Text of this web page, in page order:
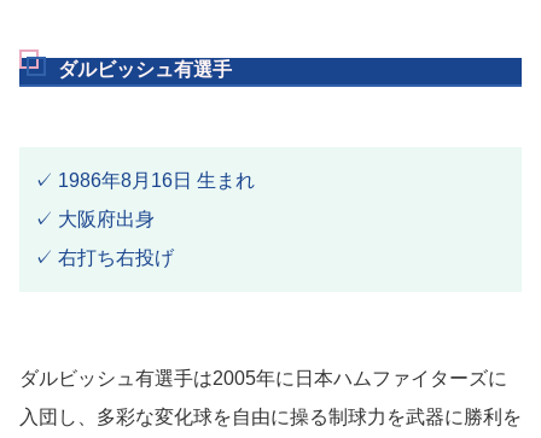
ダルビッシュ有選手
✓ 1986年8月16日 生まれ
✓ 大阪府出身
✓ 右打ち右投げ
ダルビッシュ有選手は2005年に日本ハムファイターズに
入団し、多彩な変化球を自由に操る制球力を武器に勝利を